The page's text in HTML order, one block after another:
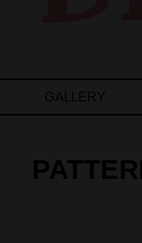
GALLERY